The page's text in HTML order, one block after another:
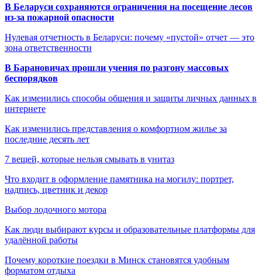
В Беларуси сохраняются ограничения на посещение лесов
из-за пожарной опасности
Нулевая отчетность в Беларуси: почему «пустой» отчет — это
зона ответственности
В Барановичах прошли учения по разгону массовых
беспорядков
Как изменились способы общения и защиты личных данных в
интернете
Как изменились представления о комфортном жилье за
последние десять лет
7 вещей, которые нельзя смывать в унитаз
Что входит в оформление памятника на могилу: портрет,
надпись, цветник и декор
Выбор лодочного мотора
Как люди выбирают курсы и образовательные платформы для
удалённой работы
Почему короткие поездки в Минск становятся удобным
форматом отдыха